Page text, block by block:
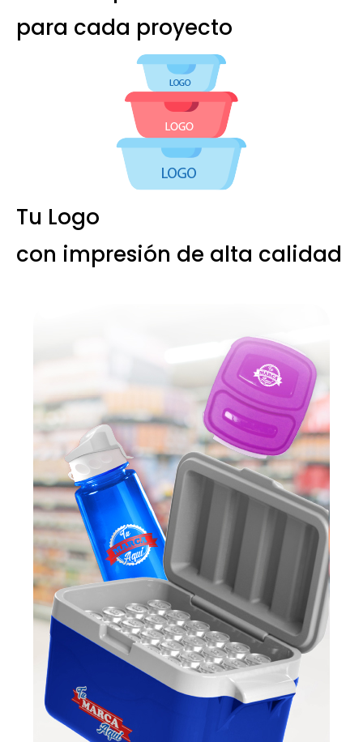
para cada proyecto
Tu Logo
con impresión de alta calidad